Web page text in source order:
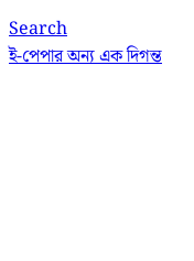
Search
ই-পেপারঅন্য এক দিগন্ত